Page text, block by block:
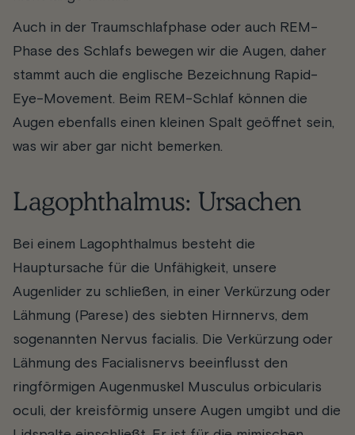
Auch in der Traumschlafphase oder auch REM-
Phase des Schlafs bewegen wir die Augen, daher
stammt auch die englische Bezeichnung Rapid-
Eye- Movement. Beim REM-Schlaf können die
Augen ebenfalls einen kleinen Spalt geöffnet sein,
was wir aber gar nicht bemerken.
Lagophthalmus: Ursachen
Bei einem Lagophthalmus besteht die
Hauptursache für die Unfähigkeit, unsere
Augenlider zu schließen, in einer Verkürzung oder
Lähmung (Parese) des siebten Hirnnervs, dem
sogenannten Nervus facialis. Die Verkürzung oder
Lähmung des Facialisnervs beeinflusst den
ringförmigen Augenmuskel Musculus orbicularis
oculi, der kreisförmig unsere Augen umgibt und die